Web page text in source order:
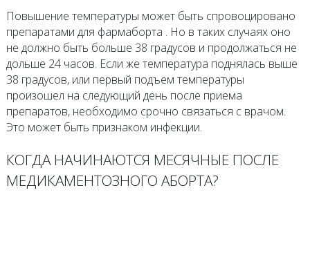
Повышение температуры может быть спровоцировано
препаратами для фармаборта . Но в таких случаях оно
не должно быть больше 38 градусов и продолжаться не
дольше 24 часов. Если же температура поднялась выше
38 градусов, или первый подъем температуры
произошел на следующий день после приема
препаратов, необходимо срочно связаться с врачом.
Это может быть признаком инфекции.
КОГДА НАЧИНАЮТСЯ МЕСЯЧНЫЕ ПОСЛЕ
МЕДИКАМЕНТОЗНОГО АБОРТА?